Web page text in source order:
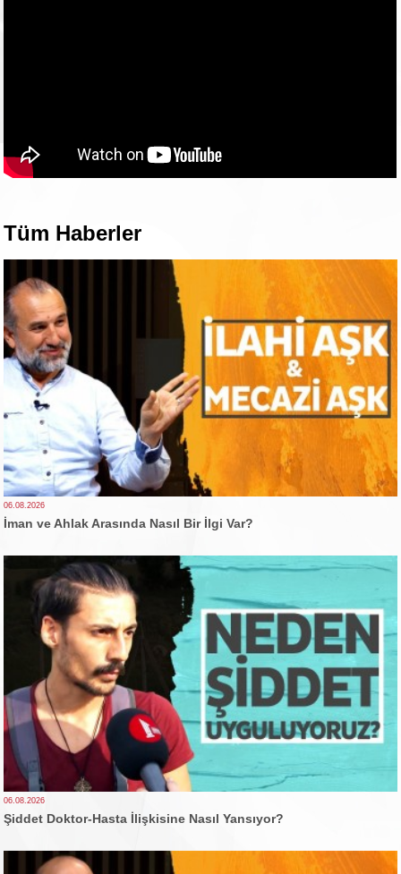
Tüm Haberler
06.08.2026
İman ve Ahlak Arasında Nasıl Bir İlgi Var?
06.08.2026
Şiddet Doktor-Hasta İlişkisine Nasıl Yansıyor?